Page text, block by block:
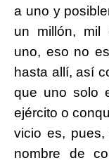
a uno y
un millón, mil
uno, eso no
hasta allí, así
que uno solo
ejército o
vicio es,
nombre de